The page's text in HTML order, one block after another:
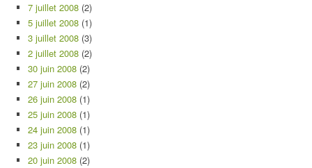
7 juillet 2008 (2)
5 juillet 2008 (1)
3 juillet 2008 (3)
2 juillet 2008 (2)
30 juin 2008 (2)
27 juin 2008 (2)
26 juin 2008 (1)
25 juin 2008 (1)
24 juin 2008 (1)
23 juin 2008 (1)
20 juin 2008 (2)